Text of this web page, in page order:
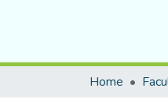
Home